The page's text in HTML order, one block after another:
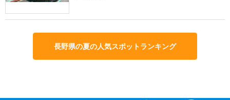
長野県の夏の人気スポットランキング